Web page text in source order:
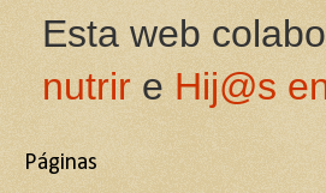
Esta web
nutrir e Hij@s
Páginas